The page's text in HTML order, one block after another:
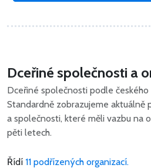
Dceřiné společnosti a
Dceřiné společnosti podle
Standardně zobrazujeme aktuálně
a společnosti, které měli vazbu na
pěti letech.
Řídí 11 podřízených organizací.